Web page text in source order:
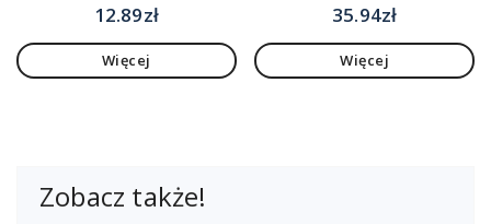
12.89zł
Więcej
35.94zł
Więcej
Zobacz także!